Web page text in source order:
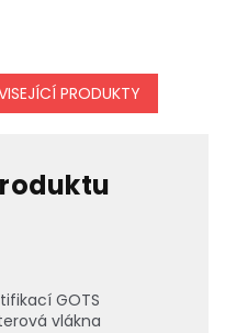
PRODUKTY
GOTS
vlákna